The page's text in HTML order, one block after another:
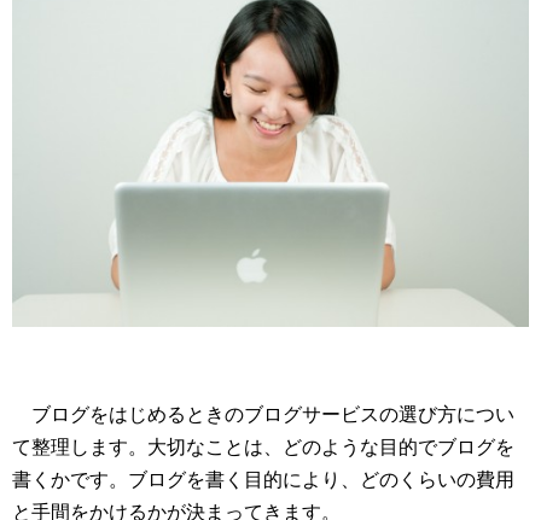
ブログをはじめるときのブログサービスの選び方につい
て整理します。大切なことは、どのような目的でブログを
書くかです。ブログを書く目的により、どのくらいの費用
と手間をかけるかが決まってきます。